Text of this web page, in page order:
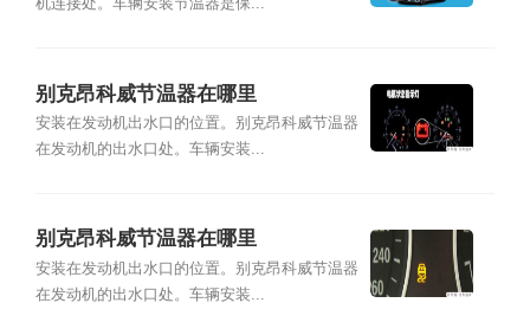
机连接处。车辆安装节温器是保...
别克昂科威节温器在哪里
安装在发动机出水口的位置。别克昂科威节温器
在发动机的出水口处。车辆安装...
别克昂科威节温器在哪里
安装在发动机出水口的位置。别克昂科威节温器
在发动机的出水口处。车辆安装...